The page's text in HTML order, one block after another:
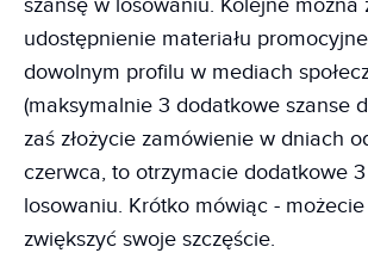
udostępnienie materiału
dowolnym profilu w mediach
(maksymalnie 3 dodatkowe szanse
zaś złożycie zamówienie w dniach
czerwca, to otrzymacie dodatkowe
losowaniu. Krótko mówiąc -
zwiększyć swoje szczęście.